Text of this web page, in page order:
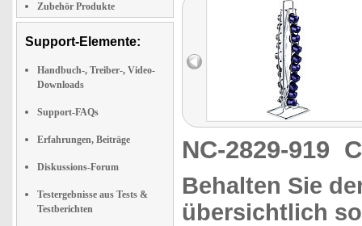
Zubehör Produkte
Support-Elemente:
Handbuch-, Treiber-, Video-
Downloads
Support-FAQs
Erfahrungen, Beiträge
Diskussions-Forum
Testergebnisse aus Tests &
Testberichten
NC-2829-919
Behalten Sie
übersichtlich